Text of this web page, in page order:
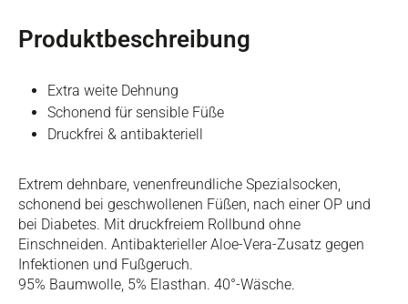
Produktbeschreibung
Extra weite Dehnung
Schonend für sensible Füße
Druckfrei & antibakteriell
Extrem dehnbare, venenfreundliche Spezialsocken,
schonend bei geschwollenen Füßen, nach einer OP und
bei Diabetes. Mit druckfreiem Rollbund ohne
Einschneiden. Antibakterieller Aloe-Vera-Zusatz gegen
Infektionen und Fußgeruch.
95% Baumwolle, 5% Elasthan. 40°-Wäsche.